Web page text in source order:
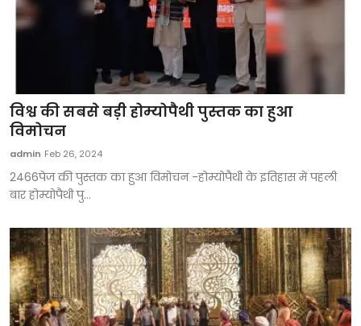
विश्व की सबसे बड़ी होम्योपैथी पुस्तक का हुआ
विमोचन
admin Feb 26, 2024
2466पेज की पुस्तक का हुआ विमोचन -होम्योपैथी के इतिहास में पहली
बार होम्योपैथी पु...